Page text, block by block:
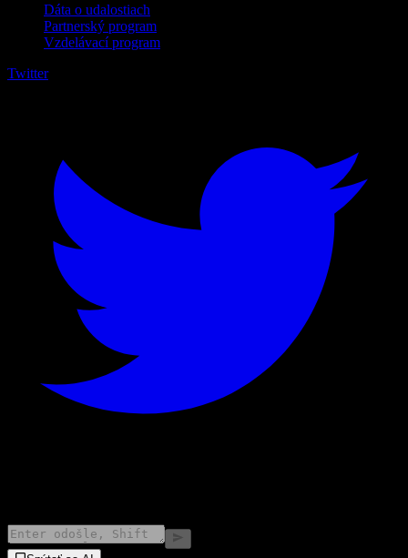
Dáta o udalostiach
Partnerský program
Vzdelávací program
Twitter